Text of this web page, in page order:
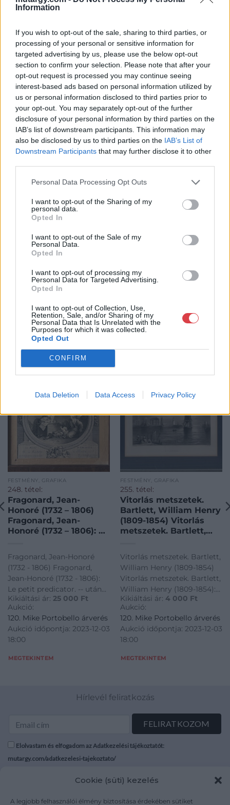
Information
If you wish to opt-out of the sale, sharing to third parties, or
processing of your personal or sensitive information for
targeted advertising by us, please use the below opt-out
section to confirm your selection. Please note that after your
opt-out request is processed you may continue seeing
interest-based ads based on personal information utilized by
us or personal information disclosed to third parties prior to
your opt-out. You may separately opt-out of the further
disclosure of your personal information by third parties on the
IAB’s list of downstream participants. This information may
also be disclosed by us to third parties on the IAB’s List of
Downstream Participants that may further disclose it to other
Personal Data Processing Opt Outs
I want to opt-out of the Sharing of my
personal data.
Opted In
I want to opt-out of the Sale of my
Personal Data.
Opted In
I want to opt-out of processing my
Personal Data for Targeted Advertising.
Opted In
I want to opt-out of Collection, Use,
Retention, Sale, and/or Sharing of my
Personal Data that Is Unrelated with the
Purposes for which it was collected.
Opted Out
CONFIRM
Data Deletion Data Access Privacy Policy
Cookie (süti) kezelés
A legjobb felhasználói élmény biztosítása érdekében sütiket
Tételszám: 245
Eladó adatai
Eladó:
Aukcio.net - Mike
Portobello Aukciósház
Cím: Vízkeleti Lívia
Mipo Kft
Budapest
+36703805044
1053
Telefon: +36703805044
Weboldal:http://www.aukcio.net
elkezdte működését a Mike és Tsa Antikvárium, majd 2010-ben
a Portobello aukciósház kiegészítette az addigi tevékenységét
oldalunkon bonyolítjuk árverésünket. www.aukcio.net
KAPCSOLÓDÓ MŰTÁRGYAK
FESTMÉNY, GRAFIKA
248. tétel:
Fragonard, Jean-
Honoré (1732 – 1806)
Fragonard, Jean-
Honoré (1732 – 1806): Le
De Launay (1739-1792).
Rézmetszet. 1777.
Fragonard, Jean-Honoré
(1732 - 1806) Fragonard,
Jean-Honoré (1732 - 1806):
Le petit predicator. -- után
metszette Nicolas De
Launay (1739-1792).
Rézmetszet. 1777.
Kikiáltási ár: 25 000 Ft
Aukció:
120. Mike Portobello árverés
Aukció időpontja: 2023-12-03
18:00
MEGTEKINTEM
FESTMÉNY, GRAFIKA
255. tétel:
Vitorlás metszetek.
Bartlett, William Henry
(1809-1854) Vitorlás
metszetek. Bartlett,
Világítótorony, diadalív
és vitorláshajó.
Acélmetszet, 1842.
Vitorlás metszetek. Bartlett,
William Henry (1809-1854)
Vitorlás metszetek. Bartlett,
William Henry (1809-1854):
Holyhead. Világítótorony,
diadalív és vitorláshajó.
Acélmetszet, 1842.
Kikiáltási ár: 4 000 Ft
Aukció:
120. Mike Portobello árverés
Aukció időpontja: 2023-12-03
18:00
MEGTEKINTEM
Hírlevél feliratkozás
Elolvastam és elfogadom az Adatkezelési tájékoztatót:
mutargy.com/adatkezelesi-tajekoztato/
Médiaajánlat
Áraink
ÁSZF